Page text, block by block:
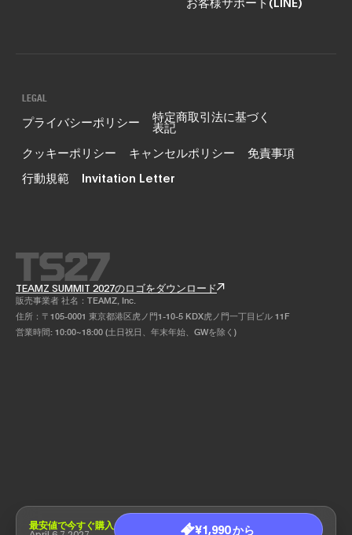
最安値で今すぐ購入
¥1,990 から
LEGAL
プライバシーポリシー 特定商取引法に基づく
表記
クッキーポリシー
キャンセルポリシー
免責事項
行動規範
Invitation Letter
TEAMZ SUMMIT 2027のロゴをダウンロード
販売事業者 社名：TEAMZ, Inc.
住所：〒105-0001 東京都港区虎ノ門1-10-5 KDX虎ノ門一丁目ビル 11F
営業時間: 10:00~18:00 (土日祝日、年末年始、GWを除く)